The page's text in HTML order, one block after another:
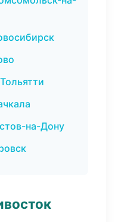
на-Дону